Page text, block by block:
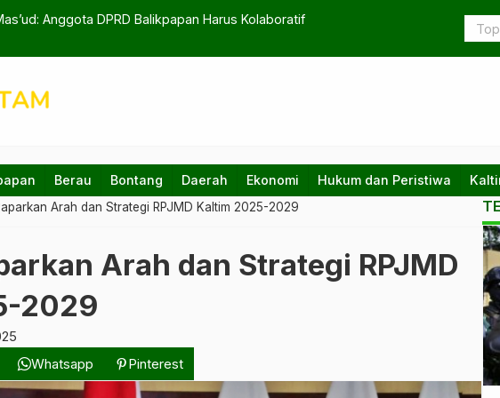
Anggota DPRD Balikpapan Harus Kolaboratif
Berau Bontang Daerah Ekonomi Hukum dan Peristiwa
Arah dan Strategi RPJMD Kaltim 2025-2029
Arah dan Strategi RPJMD
2029
Whatsapp Pinterest